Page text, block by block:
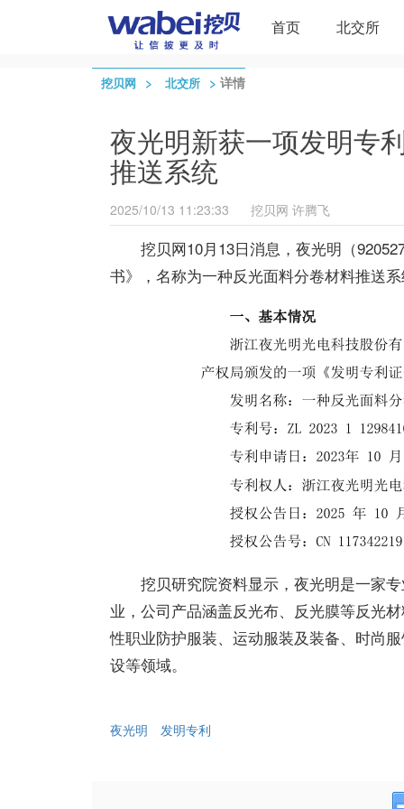
首页 北交所
挖贝网 > 北交所 > 详情
夜光明新获一项发明专
推送系统
2025/10/13 11:23:33 挖贝网 许腾飞
挖贝网10月13日消息，夜光明（
书》，名称为一种反光面料分卷材料推送
挖贝研究院资料显示，夜光明是一家
业，公司产品涵盖反光布、反光膜等反光
性职业防护服装、运动服装及装备、时尚
设等领域。
夜光明 发明专利